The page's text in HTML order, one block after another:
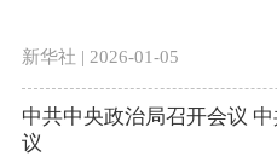
新华社 | 2026-01-05
中共中央政治局召开会议
议